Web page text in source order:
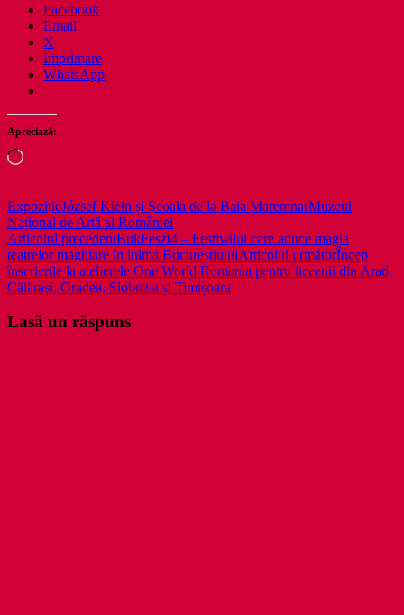
Facebook
Email
X
Imprimare
WhatsApp
Apreciază:
Încarc...
ExpozițieJózsef Klein și Școala de la Baia MaremnarMuzeul
Național de Artă al României
Navigare
în
articole
Articolul precedentBukFeszt4 – Festivalul care aduce magia
teatrelor maghiare în inima BucureștiuluiArticolul următorÎncep
înscrierile la atelierele One World Romania pentru liceenii din Arad,
Călărași, Oradea, Slobozia și Timișoara
Lasă un răspuns